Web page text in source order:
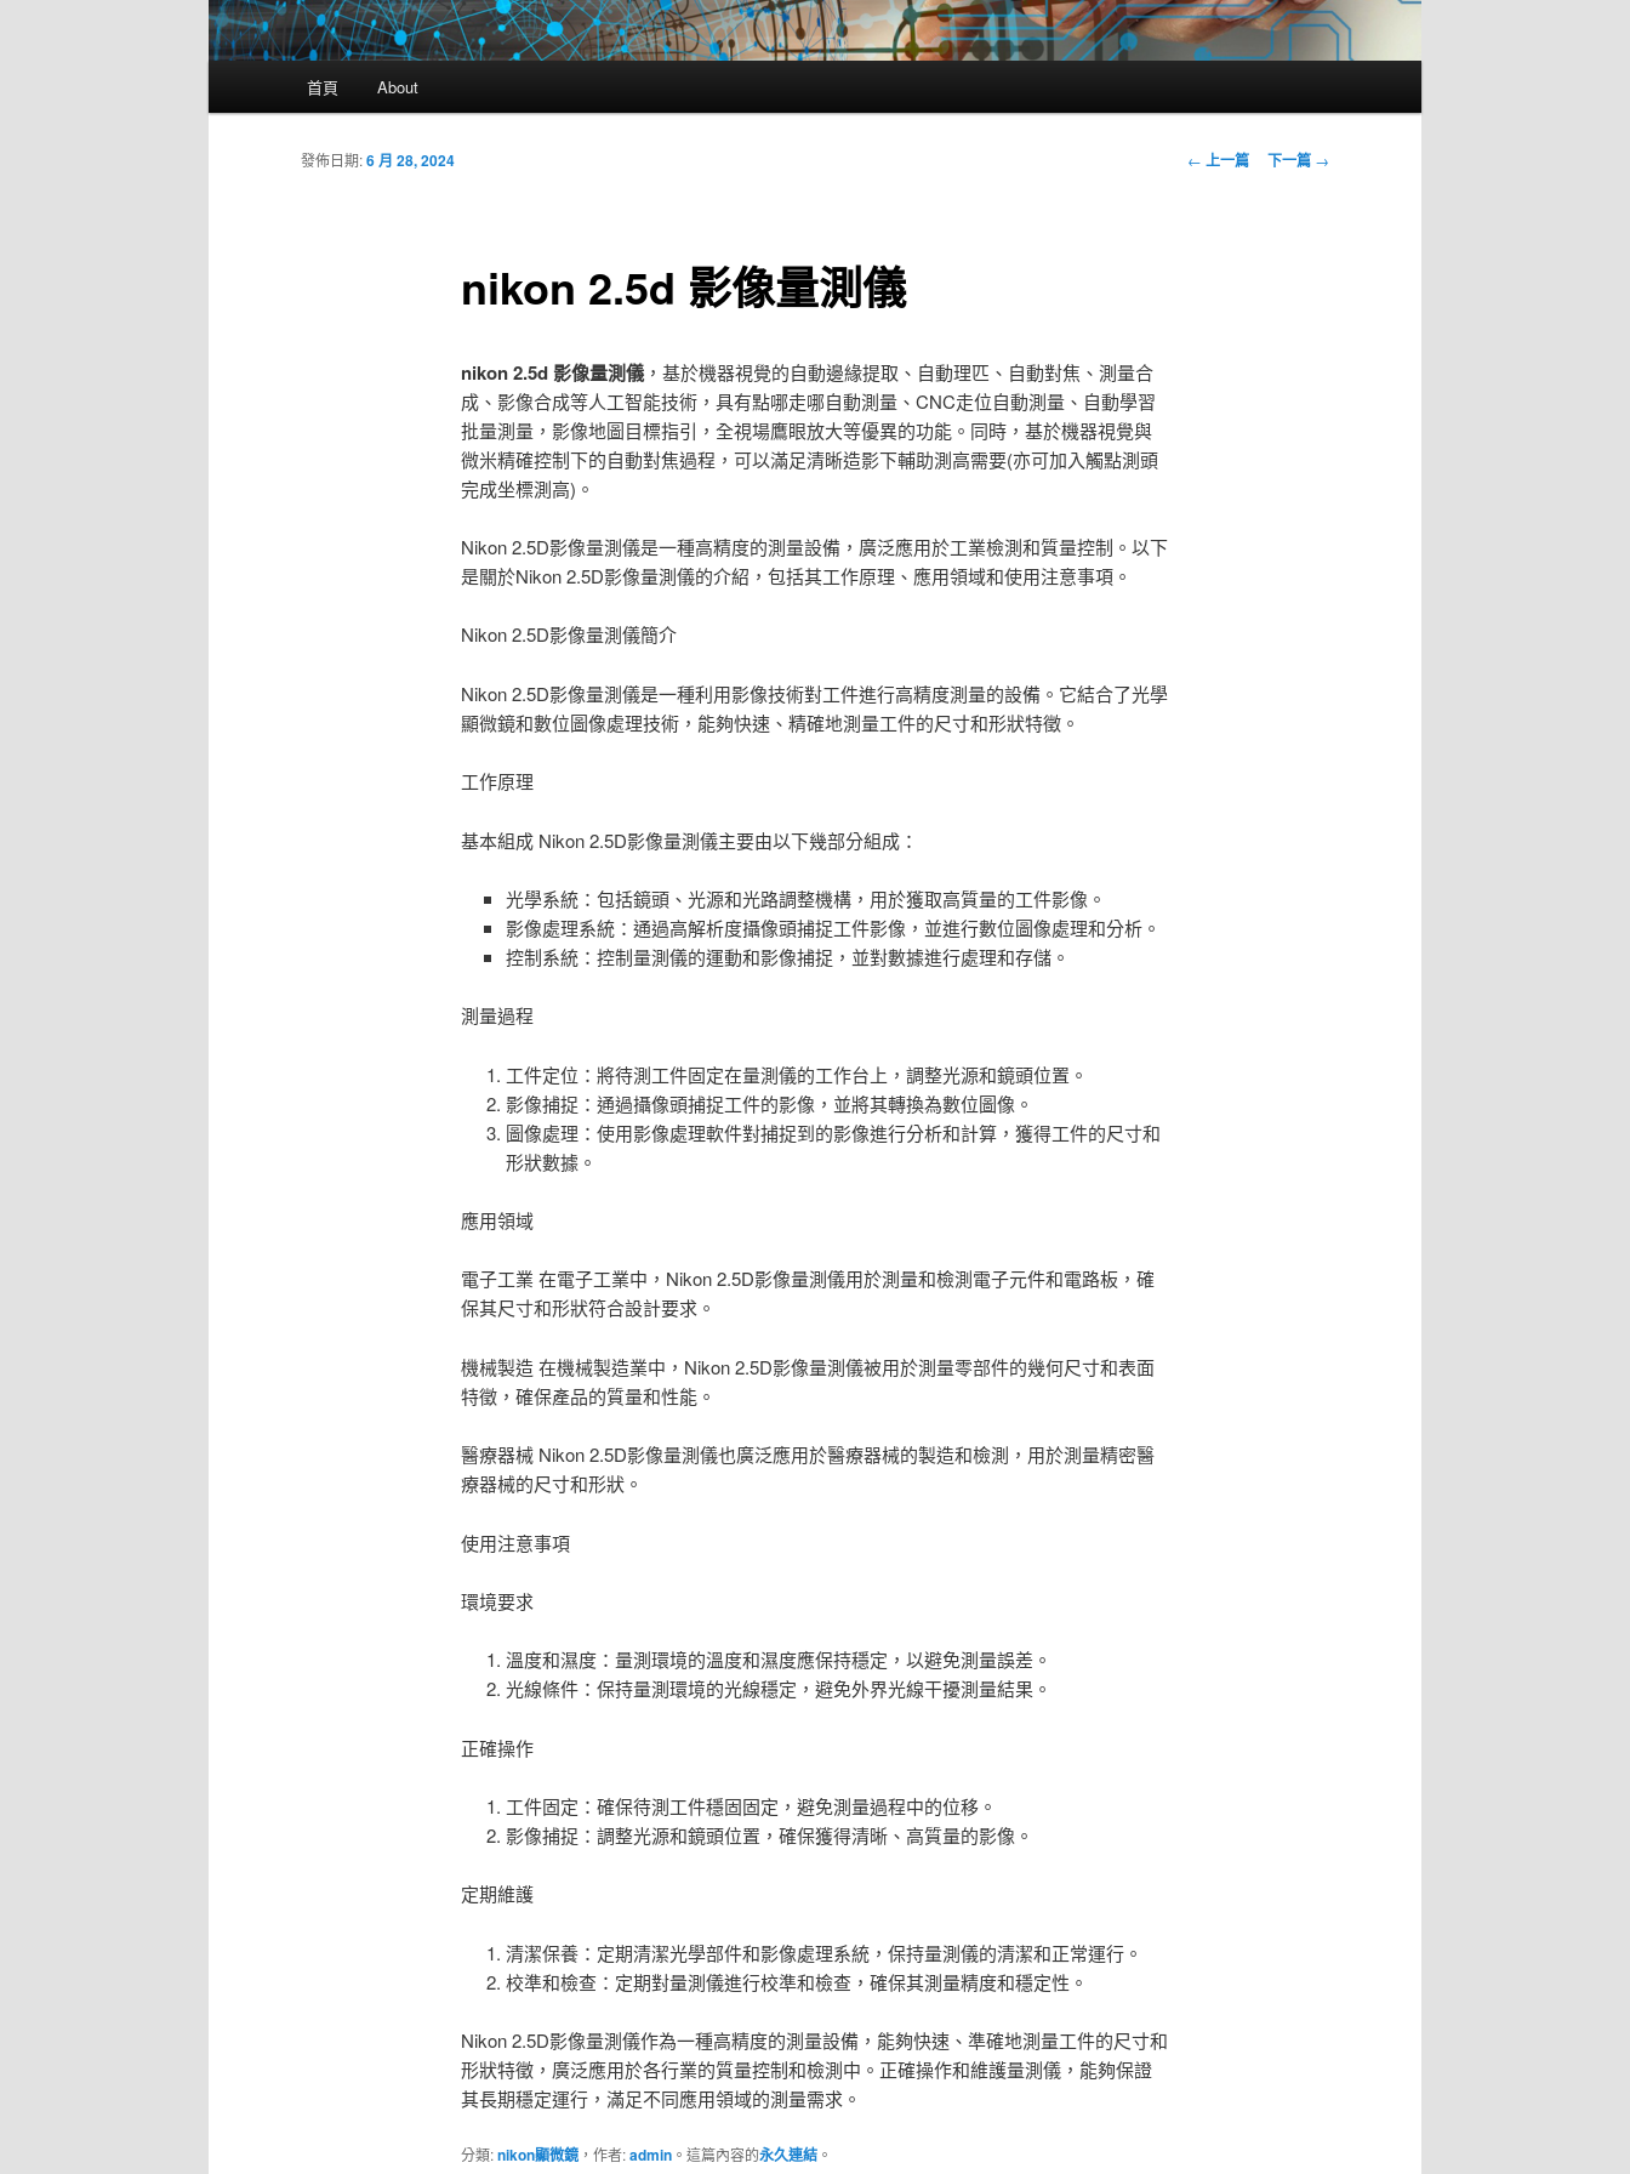
首頁 About
文
← 上一篇 下一篇 →
nikon 2.5d 影像量測儀
發佈日期:6 月 28, 2024
nikon 2.5d 影像量測儀，基於機器視覺的自​​動邊緣提取、自動理匹、自動對焦、測量合
成、影像合成等人工智能技術，具有點哪走哪自動測量、CNC走位自動測量、自動學習
批量測量，影像地圖目標指引，全視場鷹眼放大等優異的功能。同時，基於機器視覺與
微米精確控制下的自動對焦過程，可以滿足清晰造影下輔助測高需要(亦可加入觸點測頭
完成坐標測高)。
Nikon 2.5D影像量測儀是一種高精度的測量設備，廣泛應用於工業檢測和質量控制。以下
是關於Nikon 2.5D影像量測儀的介紹，包括其工作原理、應用領域和使用注意事項。
Nikon 2.5D影像量測儀簡介
Nikon 2.5D影像量測儀是一種利用影像技術對工件進行高精度測量的設備。它結合了光學
顯微鏡和數位圖像處理技術，能夠快速、精確地測量工件的尺寸和形狀特徵。
工作原理
基本組成 Nikon 2.5D影像量測儀主要由以下幾部分組成：
光學系統：包括鏡頭、光源和光路調整機構，用於獲取高質量的工件影像。
影像處理系統：通過高解析度攝像頭捕捉工件影像，並進行數位圖像處理和分析。
控制系統：控制量測儀的運動和影像捕捉，並對數據進行處理和存儲。
測量過程
工件定位：將待測工件固定在量測儀的工作台上，調整光源和鏡頭位置。
影像捕捉：通過攝像頭捕捉工件的影像，並將其轉換為數位圖像。
圖像處理：使用影像處理軟件對捕捉到的影像進行分析和計算，獲得工件的尺寸和
形狀數據。
應用領域
電子工業 在電子工業中，Nikon 2.5D影像量測儀用於測量和檢測電子元件和電路板，確
保其尺寸和形狀符合設計要求。
機械製造 在機械製造業中，Nikon 2.5D影像量測儀被用於測量零部件的幾何尺寸和表面
特徵，確保產品的質量和性能。
醫療器械 Nikon 2.5D影像量測儀也廣泛應用於醫療器械的製造和檢測，用於測量精密醫
療器械的尺寸和形狀。
使用注意事項
環境要求
溫度和濕度：量測環境的溫度和濕度應保持穩定，以避免測量誤差。
光線條件：保持量測環境的光線穩定，避免外界光線干擾測量結果。
正確操作
工件固定：確保待測工件穩固固定，避免測量過程中的位移。
影像捕捉：調整光源和鏡頭位置，確保獲得清晰、高質量的影像。
定期維護
清潔保養：定期清潔光學部件和影像處理系統，保持量測儀的清潔和正常運行。
校準和檢查：定期對量測儀進行校準和檢查，確保其測量精度和穩定性。
Nikon 2.5D影像量測儀作為一種高精度的測量設備，能夠快速、準確地測量工件的尺寸和
形狀特徵，廣泛應用於各行業的質量控制和檢測中。正確操作和維護量測儀，能夠保證
其長期穩定運行，滿足不同應用領域的測量需求。
分類:nikon顯微鏡，作者:admin。這篇內容的永久連結。